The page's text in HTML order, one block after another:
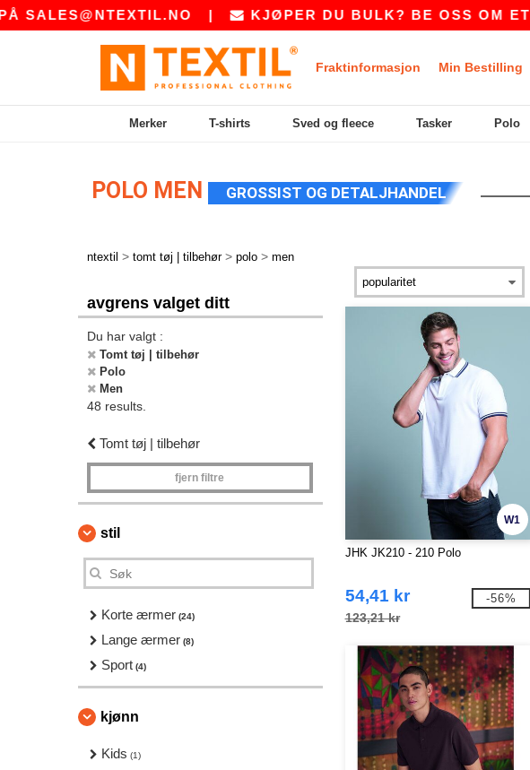
| KJØPER DU BULK? BE OSS OM ET TILBUD PÅ
Fraktinformasjon Min Bestilling
Merker T-shirts Sved og fleece Tasker Polo
POLO MEN GROSSIST OG DETALJHANDEL
ntextil > tomt tøj | tilbehør > polo > men
avgrens valget ditt
Du har valgt :
Tomt tøj | tilbehør
Polo
Men
48 results.
Tomt tøj | tilbehør
fjern filtre
stil
Korte ærmer (24)
Lange ærmer (8)
Sport (4)
kjønn
Kids (1)
W1
JHK JK210 - 210 Polo
54,41 kr
123,21 kr
-56%